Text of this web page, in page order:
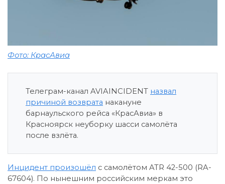
Фото: КрасАвиа
Телеграм-канал AVIAINCIDENT назвал
причиной возврата накануне
барнаульского рейса «КрасАвиа» в
Красноярск неуборку шасси самолёта
после взлёта.
Инцидент произошёл с самолётом ATR 42-500 (RA-
67604). По нынешним российским меркам это